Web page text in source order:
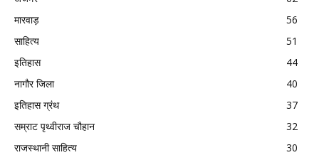
मारवाड़
56
साहित्य
51
इतिहास
44
नागौर जिला
40
इतिहास ग्रंथ
37
सम्राट पृथ्वीराज चौहान
32
राजस्थानी साहित्य
30